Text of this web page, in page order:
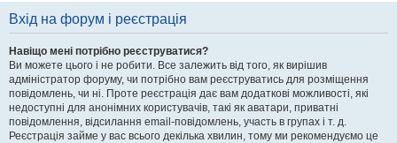
Вхід на форум і реєстрація
Навіщо мені потрібно реєструватися?
Ви можете цього і не робити. Все залежить від того, як вирішив
адміністратор форуму, чи потрібно вам реєструватись для розміщення
повідомлень, чи ні. Проте реєстрація дає вам додаткові можливості, які
недоступні для анонімних користувачів, такі як аватари, приватні
повідомлення, відсилання email-повідомлень, участь в групах і т. д.
Реєстрація займе у вас всього декілька хвилин, тому ми рекомендуємо це